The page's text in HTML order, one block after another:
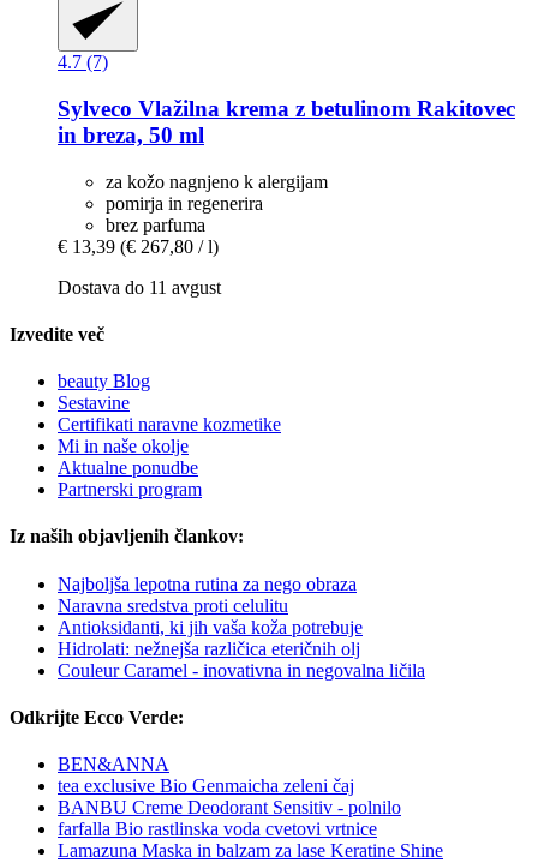
4.7 (7)
Sylveco Vlažilna krema z betulinom Rakitovec
in breza, 50 ml
za kožo nagnjeno k alergijam
pomirja in regenerira
brez parfuma
€ 13,39 (€ 267,80 / l)
Dostava do 11 avgust
Izvedite več
beauty Blog
Sestavine
Certifikati naravne kozmetike
Mi in naše okolje
Aktualne ponudbe
Partnerski program
Iz naših objavljenih člankov:
Najboljša lepotna rutina za nego obraza
Naravna sredstva proti celulitu
Antioksidanti, ki jih vaša koža potrebuje
Hidrolati: nežnejša različica eteričnih olj
Couleur Caramel - inovativna in negovalna ličila
Odkrijte Ecco Verde:
BEN&ANNA
tea exclusive Bio Genmaicha zeleni čaj
BANBU Creme Deodorant Sensitiv - polnilo
farfalla Bio rastlinska voda cvetovi vrtnice
Lamazuna Maska in balzam za lase Keratine Shine